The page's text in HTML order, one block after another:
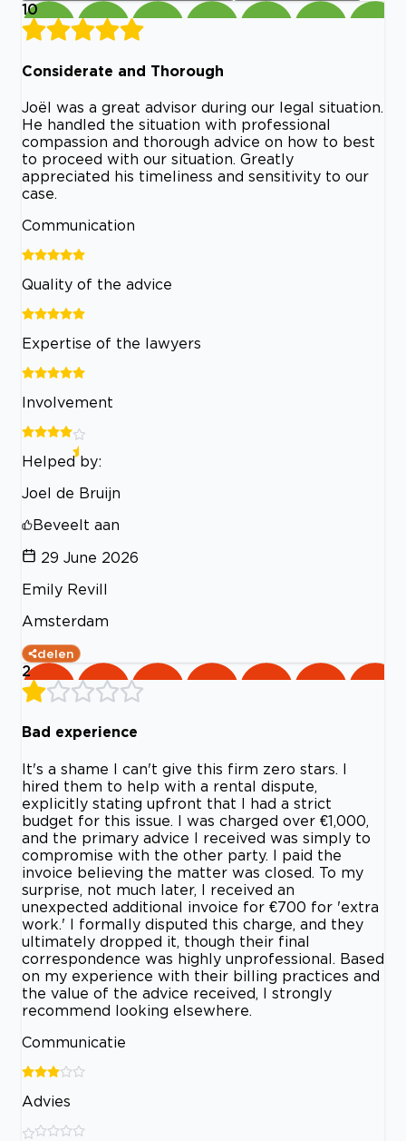
10
Considerate and Thorough
Joël was a great advisor during our legal situation.
He handled the situation with professional
compassion and thorough advice on how to best
to proceed with our situation. Greatly
appreciated his timeliness and sensitivity to our
case.
Communication
Quality of the advice
Expertise of the lawyers
Involvement
Helped by:
Joel de Bruijn
Beveelt aan
29 June 2026
Emily Revill
Amsterdam
delen
2
Bad experience
It's a shame I can't give this firm zero stars. I
hired them to help with a rental dispute,
explicitly stating upfront that I had a strict
budget for this issue. I was charged over €1,000,
and the primary advice I received was simply to
compromise with the other party. I paid the
invoice believing the matter was closed. To my
surprise, not much later, I received an
unexpected additional invoice for €700 for 'extra
work.' I formally disputed this charge, and they
ultimately dropped it, though their final
correspondence was highly unprofessional. Based
on my experience with their billing practices and
the value of the advice received, I strongly
recommend looking elsewhere.
Communicatie
Advies